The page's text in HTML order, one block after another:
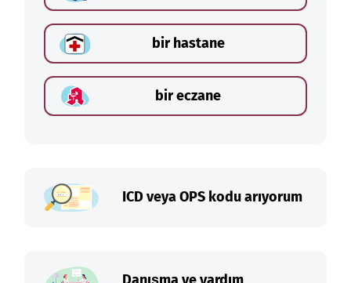
bir hastane
bir eczane
ICD veya OPS kodu arıyorum